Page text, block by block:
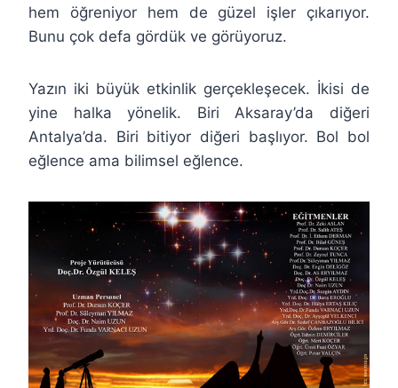
hem öğreniyor hem de güzel işler çıkarıyor.
Bunu çok defa gördük ve görüyoruz.
Yazın iki büyük etkinlik gerçekleşecek. İkisi de
yine halka yönelik. Biri Aksaray’da diğeri
Antalya’da. Biri bitiyor diğeri başlıyor. Bol bol
eğlence ama bilimsel eğlence.